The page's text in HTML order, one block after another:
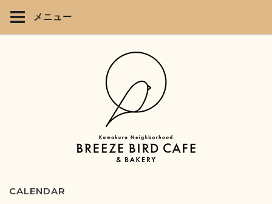
メニュー
CALENDAR